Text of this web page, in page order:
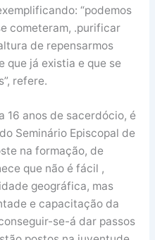
“podemos
cometeram, .purificar
de repensarmos
que já existia e que se
refere.
16 anos de sacerdócio, é
Seminário Episcopal de
na formação, de
que não é fácil ,
geográfica, mas
e capacitação da
se-á dar passos